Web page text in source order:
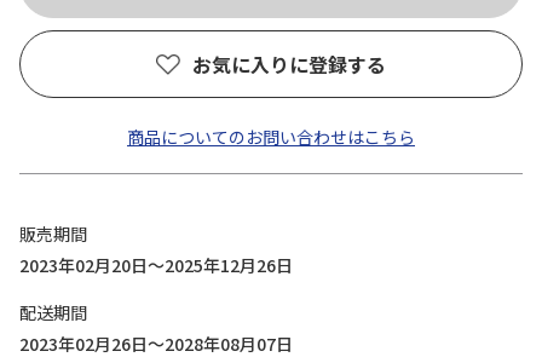
お気に入りに登録する
商品についてのお問い合わせはこちら
販売期間
2023年02月20日～2025年12月26日
配送期間
2023年02月26日～2028年08月07日